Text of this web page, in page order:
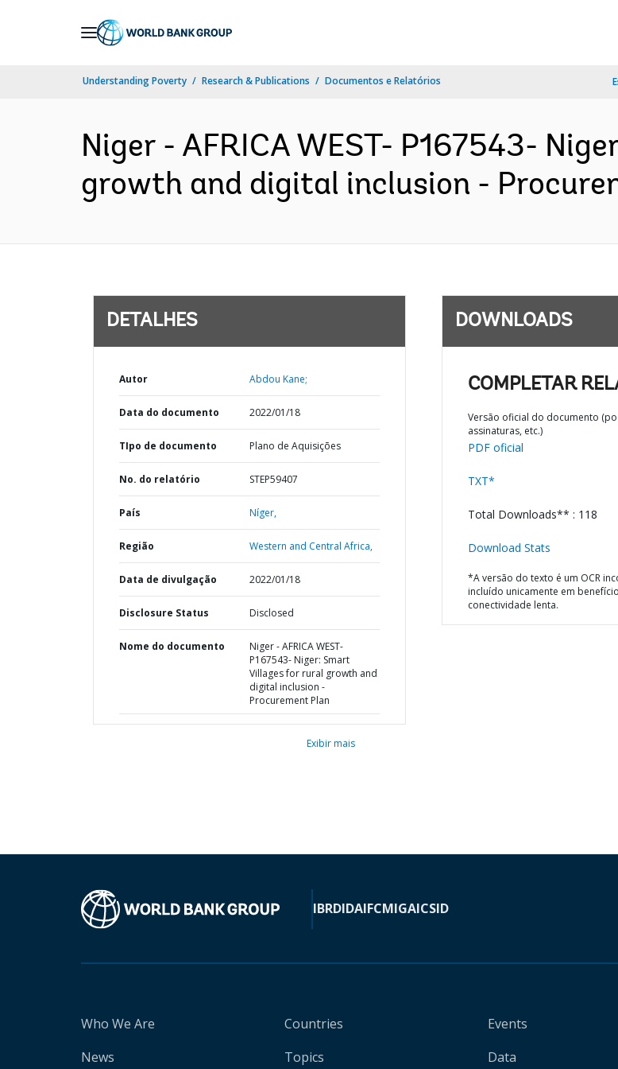
Understanding Poverty Research & Publications Documentos e Relatórios
Niger - AFRICA WEST- P167543-
growth and digital inclusion -
DETALHES
Autor Abdou Kane;
Data do documento 2022/01/18
TIpo de documento Plano de Aquisições
No. do relatório STEP59407
País Níger,
Região Western and Central Africa,
Data de divulgação 2022/01/18
Disclosure Status Disclosed
Nome do documento
Niger - AFRICA WEST-
P167543- Niger: Smart
Villages for rural growth and
digital inclusion -
Procurement Plan
Exibir mais
DOWNLOADS
COMPLETAR
Versão oficial do documento
assinaturas, etc.)
PDF oficial
TXT*
Total Downloads** : 118
Download Stats
*A versão do texto é um OCR
incluído unicamente em
conectividade lenta.
IBRDIDAIFCMIGAICSID
Who We Are
News
Countries
Topics
Events
Data